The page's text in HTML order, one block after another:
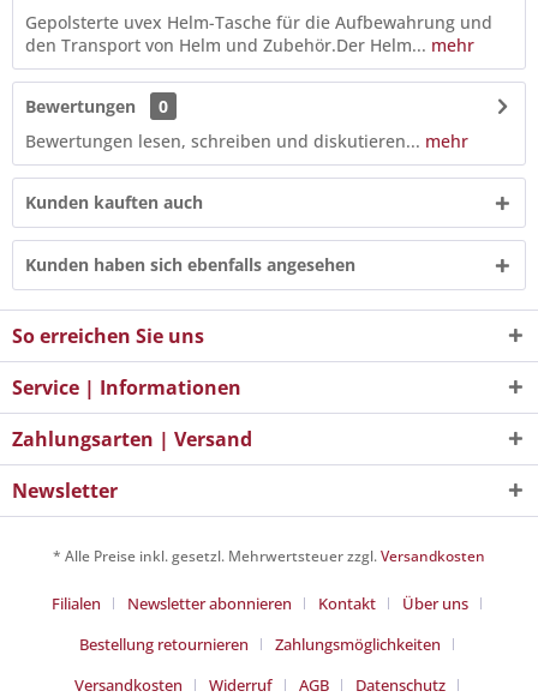
Gepolsterte uvex Helm-Tasche für die Aufbewahrung und
den Transport von Helm und Zubehör.Der Helm... mehr
Bewertungen
0
Bewertungen lesen, schreiben und diskutieren... mehr
Kunden kauften auch
Kunden haben sich ebenfalls angesehen
So erreichen Sie uns
Service | Informationen
Zahlungsarten | Versand
Newsletter
* Alle Preise inkl. gesetzl. Mehrwertsteuer zzgl.Versandkosten
Filialen Newsletter abonnieren Kontakt
Über uns
Bestellung retournieren
Zahlungsmöglichkeiten
Versandkosten
Widerruf AGB Datenschutz